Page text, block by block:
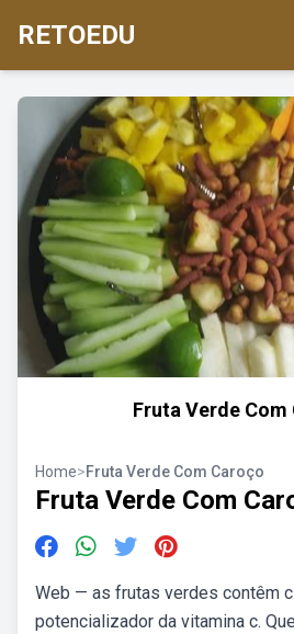
RETOEDU
Fruta Verde Com
Home>Fruta Verde Com Caroço
Fruta Verde Com
Web — as frutas verdes contêm
potencializador da vitamina c.